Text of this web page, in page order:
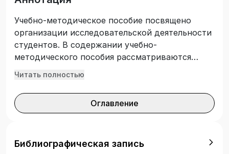
Учебно-методическое пособие посвящено
организации исследовательской деятельности
студентов. В содержании учебно-
методического пособия рассматриваются
вопросы, связанные преимущественно с
исследовательской деятельности
обучающихся. Материал пособия представлен
сследовательской деятельности студентов.
Читать полностью
Оглавление
Библиографическая запись